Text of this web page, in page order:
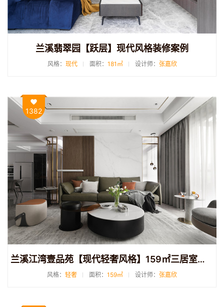
兰溪翡翠园【跃层】现代风格装修案例
风格： 现代 面积： 181㎡ 设计师： 张嘉欣
1382
兰溪江湾壹品苑【现代轻奢风格】159㎡三居室装修案例
风格： 轻奢 面积： 159㎡ 设计师： 张嘉欣